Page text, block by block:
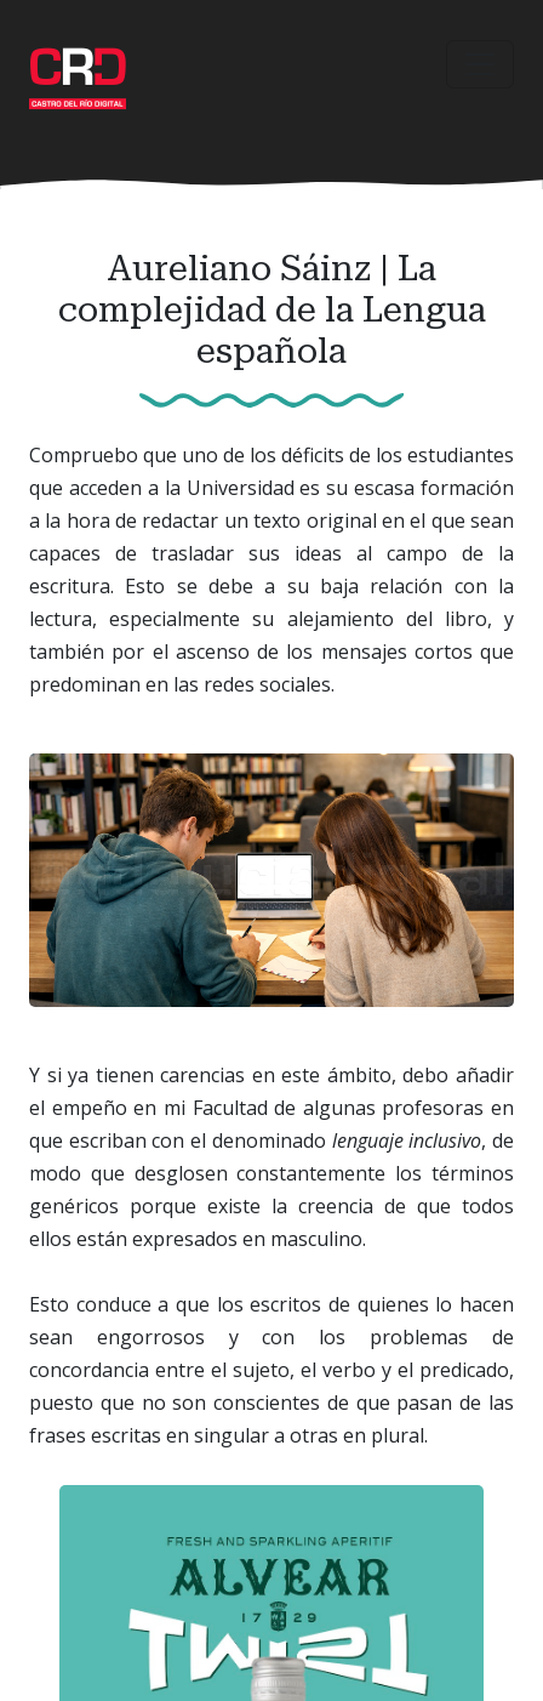
contenido
principal
Aureliano Sáinz | La
complejidad de la Lengua
española
Compruebo que uno de los déficits de los estudiantes
que acceden a la Universidad es su escasa formación
a la hora de redactar un texto original en el que sean
capaces de trasladar sus ideas al campo de la
escritura. Esto se debe a su baja relación con la
lectura, especialmente su alejamiento del libro, y
también por el ascenso de los mensajes cortos que
predominan en las redes sociales.
Y si ya tienen carencias en este ámbito, debo añadir
el empeño en mi Facultad de algunas profesoras en
que escriban con el denominado lenguaje inclusivo, de
modo que desglosen constantemente los términos
genéricos porque existe la creencia de que todos
ellos están expresados en masculino.
Esto conduce a que los escritos de quienes lo hacen
sean engorrosos y con los problemas de
concordancia entre el sujeto, el verbo y el predicado,
puesto que no son conscientes de que pasan de las
frases escritas en singular a otras en plural.